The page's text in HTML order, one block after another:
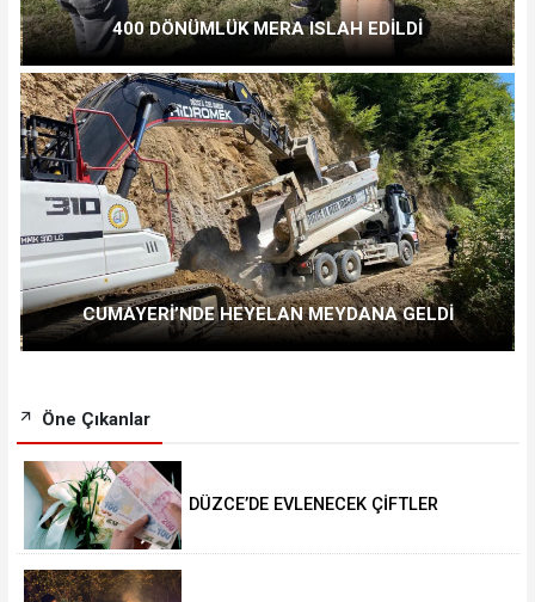
400 DÖNÜMLÜK MERA ISLAH EDİLDİ
CUMAYERİ’NDE HEYELAN MEYDANA GELDİ
Öne Çıkanlar
DÜZCE’DE EVLENECEK ÇİFTLER